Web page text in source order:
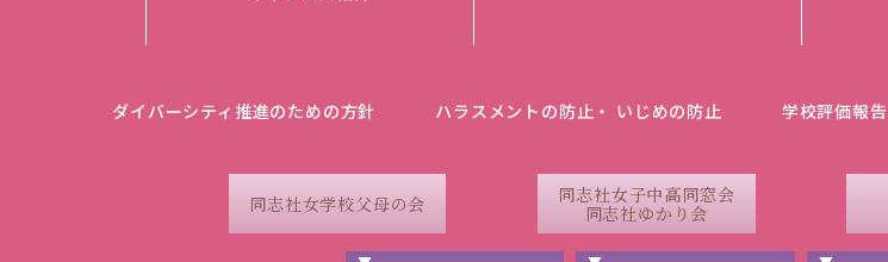
ダイバーシティ推進のための方針 ハラスメントの防止・ いじめの防止 学校評価報
同志社女学校父母の会
同志社女子中高同窓会
同志社ゆかり会